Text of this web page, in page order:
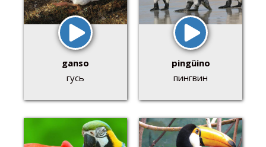
ganso
гусь
pingüino
пингвин